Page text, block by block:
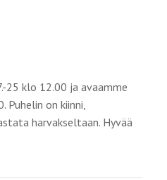
25 klo 12.00 ja avaamme
Puhelin on kiinni,
harvakseltaan. Hyvää